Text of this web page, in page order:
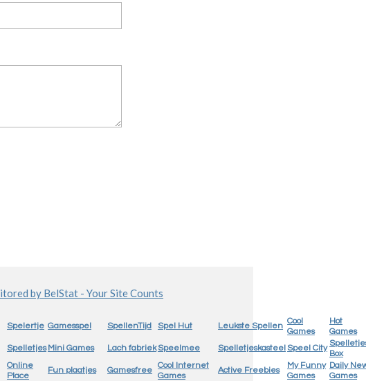
Spelertje Gamesspel SpellenTijd Spel Hut Leukste Spellen
Cool
Games
Hot
Games
Spelletjes Mini Games Lach fabriekSpeelmee SpelletjeskasteelSpeel City
Box
Online
Place
Fun plaatjes Gamesfree
Cool Internet
Games
Active Freebies
My Funny
Games
Daily
Games